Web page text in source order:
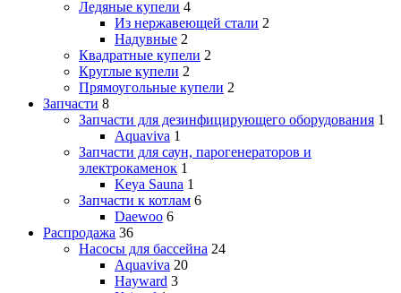
Ледяные купели 4
Из нержавеющей стали 2
Надувные 2
Квадратные купели 2
Круглые купели 2
Прямоугольные купели 2
Запчасти 8
Запчасти для дезинфицирующего оборудования 1
Aquaviva 1
Запчасти для саун, парогенераторов и
электрокаменок 1
Keya Sauna 1
Запчасти к котлам 6
Daewoo 6
Распродажа 36
Насосы для бассейна 24
Aquaviva 20
Hayward 3